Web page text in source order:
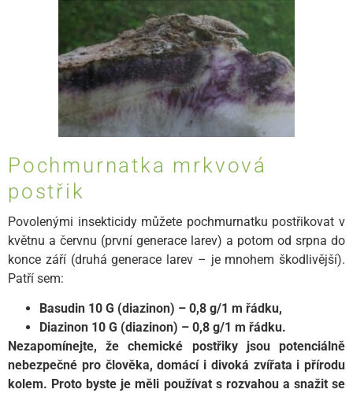
Pochmurnatka mrkvová
postřik
Povolenými insekticidy můžete pochmurnatku postřikovat v
květnu a červnu (první generace larev) a potom od srpna do
konce září (druhá generace larev – je mnohem škodlivější).
Patří sem:
Basudin 10 G (diazinon) – 0,8 g/1 m řádku,
Diazinon 10 G (diazinon) – 0,8 g/1 m řádku.
Nezapomínejte, že chemické postřiky jsou potenciálně
nebezpečné pro člověka, domácí i divoká zvířata i přírodu
kolem. Proto byste je měli používat s rozvahou a snažit se